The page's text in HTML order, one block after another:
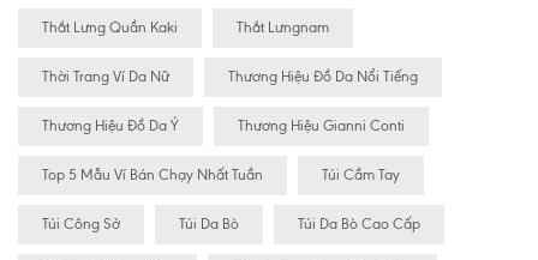
Thắt Lưng Quần Kaki Thắt Lưngnam
Thời Trang Ví Da Nữ Thương Hiệu Đồ Da Nổi Tiếng
Thương Hiệu Đồ Da Ý Thương Hiệu Gianni Conti
Top 5 Mẫu Ví Bán Chạy Nhất Tuần Túi Cầm Tay
Túi Công Sở Túi Da Bò Túi Da Bò Cao Cấp